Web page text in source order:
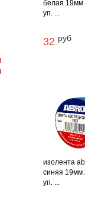
белая 19мм
уп. ...
32 руб
изолента
синяя 19мм
уп. ...